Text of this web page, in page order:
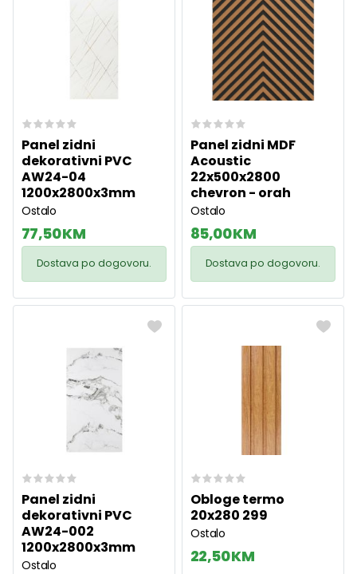
Panel zidni
dekorativni PVC
AW24-04
1200x2800x3mm
Ostalo
77,50 KM
Dostava po dogovoru.
Panel zidni MDF
Acoustic
22x500x2800
chevron - orah
Ostalo
85,00 KM
Dostava po dogovoru.
Panel zidni
dekorativni PVC
AW24-002
1200x2800x3mm
Ostalo
Obloge termo
20x280 299
Ostalo
22,50 KM